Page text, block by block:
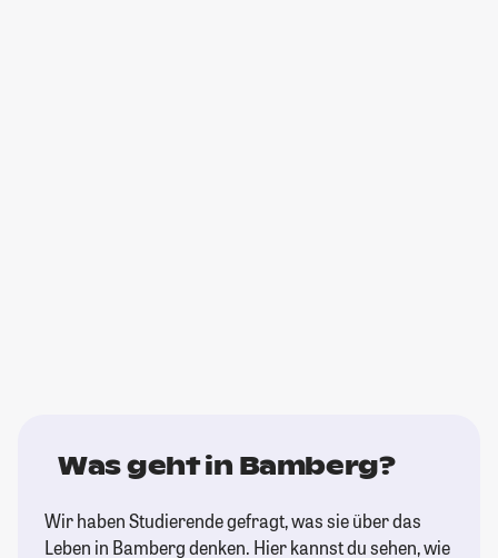
Was geht in Bamberg?
Wir haben Studierende gefragt, was sie über das
Leben in Bamberg denken. Hier kannst du sehen, wie